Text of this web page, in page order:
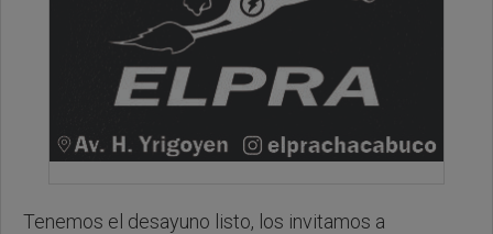
Tenemos el desayuno listo, los invitamos a